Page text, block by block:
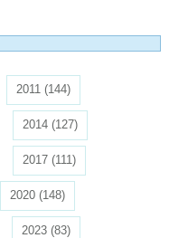
2011 (144)
2014 (127)
2017 (111)
2020 (148)
2023 (83)